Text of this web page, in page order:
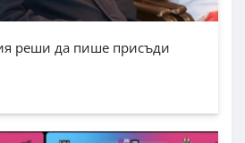
реши да пише присъди